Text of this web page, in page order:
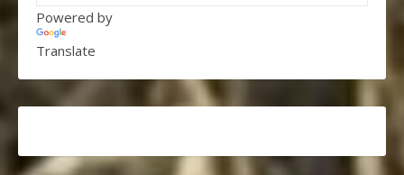
Powered by
Translate